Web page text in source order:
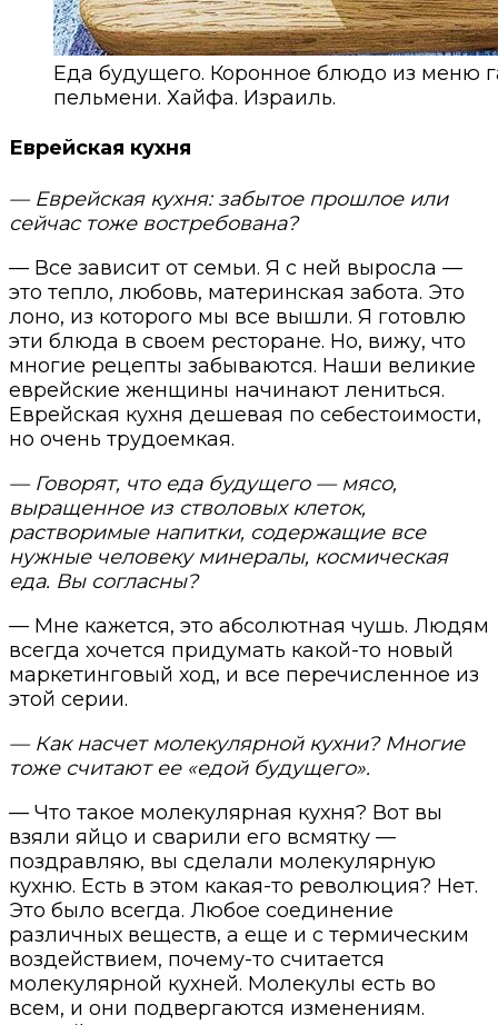
Еда будущего. Коронное блюдо из меню
пельмени. Хайфа. Израиль.
Еврейская кухня
— Еврейская кухня: забытое прошлое или
сейчас тоже востребована?
— Все зависит от семьи. Я с ней выросла —
это тепло, любовь, материнская забота. Это
лоно, из которого мы все вышли. Я готовлю
эти блюда в своем ресторане. Но, вижу, что
многие рецепты забываются. Наши великие
еврейские женщины начинают лениться.
Еврейская кухня дешевая по себестоимости,
но очень трудоемкая.
— Говорят, что еда будущего — мясо,
выращенное из стволовых клеток,
растворимые напитки, содержащие все
нужные человеку минералы, космическая
еда. Вы согласны?
— Мне кажется, это абсолютная чушь. Людям
всегда хочется придумать какой-то новый
маркетинговый ход, и все перечисленное из
этой серии.
— Как насчет молекулярной кухни? Многие
тоже считают ее «едой будущего».
— Что такое молекулярная кухня? Вот вы
взяли яйцо и сварили его всмятку —
поздравляю, вы сделали молекулярную
кухню. Есть в этом какая-то революция? Нет.
Это было всегда. Любое соединение
различных веществ, а еще и с термическим
воздействием, почему-то считается
молекулярной кухней. Молекулы есть во
всем, и они подвергаются изменениям.